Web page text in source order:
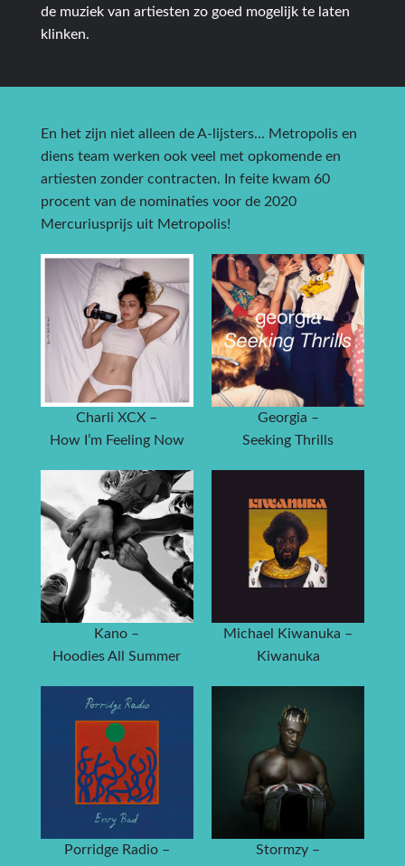
de muziek van artiesten zo goed mogelijk te laten
klinken.
En het zijn niet alleen de A-lijsters... Metropolis en
diens team werken ook veel met opkomende en
artiesten zonder contracten. In feite kwam 60
procent van de nominaties voor de 2020
Mercuriusprijs uit Metropolis!
Charli XCX –
How I’m Feeling Now
Georgia –
Seeking Thrills
Kano –
Hoodies All Summer
Michael Kiwanuka –
Kiwanuka
Porridge Radio –
Stormzy –